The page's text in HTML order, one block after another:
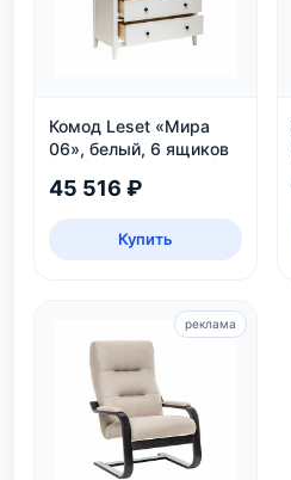
Комод Leset «Мира
06», белый, 6 ящиков
45 516 ₽
Купить
реклама